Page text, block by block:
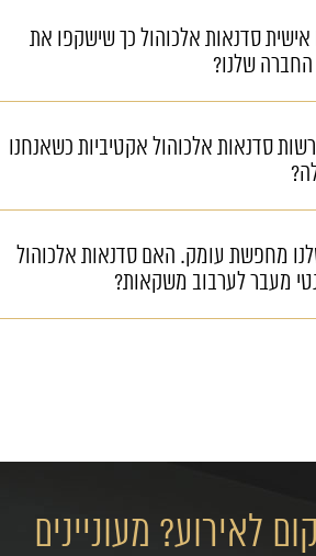
סדנאות אלכוהול כך שישקפו את
שלנו?
סדנאות אלכוהול אקטיביות כשאנחנו
מחפשת עומק. האם סדנאות אלכוהול
מעבר לערבוב משקאות?
לאירוע? מעוניינים